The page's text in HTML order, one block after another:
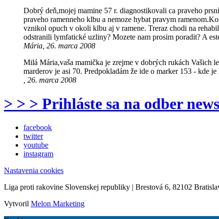
Dobrý deň,mojej mamine 57 r. diagnostikovali ca praveho
praveho ramenneho klbu a nemoze hybat pravym
vznikol opuch v okoli klbu aj v ramene. Treraz chodi na
odstranili lymfatické uzliny? Mozete nam prosim poradit? A
Mária, 26. marca 2008
Milá Mária,vaša mamička je zrejme v dobrých rukách Vašich
marderov je asi 70. Predpokladám že ide o marker 153 - kde je
, 26. marca 2008
> > > Prihláste sa na odber
facebook
twitter
youtube
instagram
Nastavenia cookies
Liga proti rakovine Slovenskej republiky | Brestová 6, 82102
Vytvoril Melon Marketing